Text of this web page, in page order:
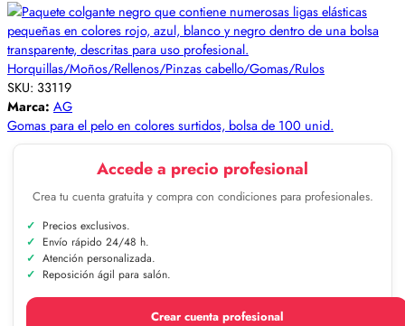
Horquillas/Moños/Rellenos/Pinzas cabello/Gomas/Rulos
SKU: 33119
Marca: AG
Gomas para el pelo en colores surtidos, bolsa de 100 unid.
Accede a precio profesional
Crea tu cuenta gratuita y compra con condiciones para profesionales.
Precios exclusivos.
Envío rápido 24/48 h.
Atención personalizada.
Reposición ágil para salón.
Crear cuenta profesional